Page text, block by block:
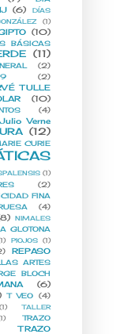
(6)
DÍAS
(1)
(10)
BÁSICAS
(11)
(2)
(2)
TULLE
(10)
(4)
Julio Verne
(12)
CURIE
(1)
(2)
FINA
(4)
NIMALES
GLOTONA
PIOJOS (1)
REPASO
ARTES
BLOCH
(6)
T VEO (4)
(1)
TALLER
TRAZO
TRAZO